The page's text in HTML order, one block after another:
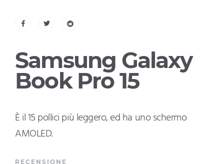
Samsung Galaxy
Book Pro 15
È il 15 pollici più leggero, ed ha uno schermo
AMOLED.
RECENSIONE